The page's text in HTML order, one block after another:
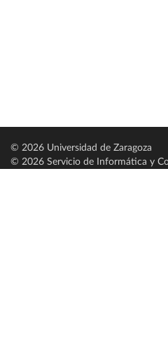
© 2026 Universidad de Zaragoza
© 2026 Servicio de Informática y